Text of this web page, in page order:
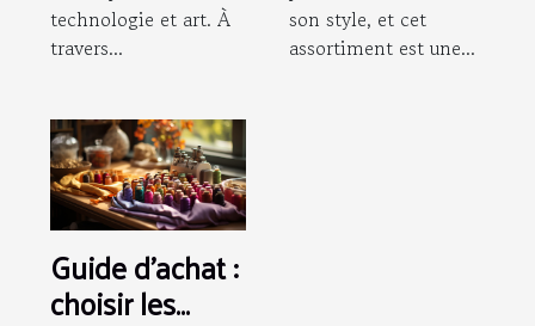
technologie et art. À
travers...
son style, et cet
assortiment est une...
Guide d'achat :
choisir les